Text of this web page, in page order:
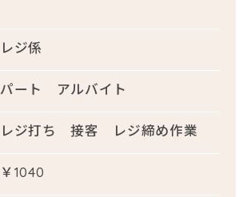
レジ係
パート アルバイト
レジ打ち 接客 レジ締め作業
￥1040